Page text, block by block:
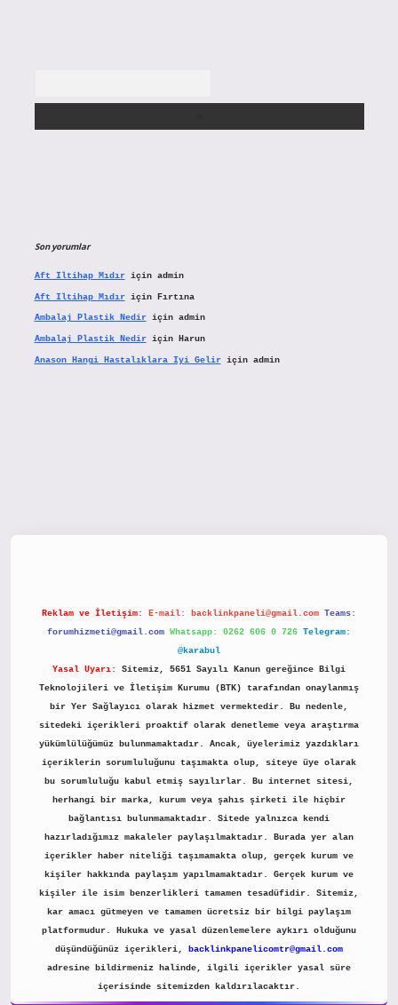
Son yorumlar
Aft Iltihap Mıdıriçin admin
Aft Iltihap Mıdıriçin Fırtına
Ambalaj Plastik Nediriçin admin
Ambalaj Plastik Nediriçin Harun
Anason Hangi Hastalıklara Iyi Geliriçin admin
Reklam ve İletişim: E-mail: backlinkpaneli@gmail.com Teams:
forumhizmeti@gmail.com Whatsapp: 0262 606 0 726 Telegram:
@karabul
Yasal Uyarı:
Sitemiz, 5651 Sayılı Kanun gereğince Bilgi
Teknolojileri ve İletişim Kurumu (BTK) tarafından onaylanmış
bir Yer Sağlayıcı olarak hizmet vermektedir. Bu nedenle,
sitedeki içerikleri proaktif olarak denetleme veya araştırma
yükümlülüğümüz bulunmamaktadır. Ancak, üyelerimiz yazdıkları
içeriklerin sorumluluğunu taşımakta olup, siteye üye olarak
bu sorumluluğu kabul etmiş sayılırlar. Bu internet sitesi,
herhangi bir marka, kurum veya şahıs şirketi ile hiçbir
bağlantısı bulunmamaktadır. Sitede yalnızca kendi
hazırladığımız makaleler paylaşılmaktadır. Burada yer alan
içerikler haber niteliği taşımamakta olup, gerçek kurum ve
kişiler hakkında paylaşım yapılmamaktadır. Gerçek kurum ve
kişiler ile isim benzerlikleri tamamen tesadüfidir. Sitemiz,
kar amacı gütmeyen ve tamamen ücretsiz bir bilgi paylaşım
platformudur. Hukuka ve yasal düzenlemelere aykırı olduğunu
düşündüğünüz içerikleri,
backlinkpanelicomtr@gmail.com
adresine bildirmeniz halinde, ilgili içerikler yasal süre
içerisinde sitemizden kaldırılacaktır.